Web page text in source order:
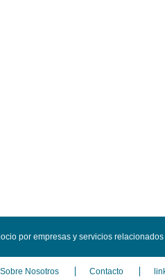
por empresas y servicios
Sobre Nosotros Contacto